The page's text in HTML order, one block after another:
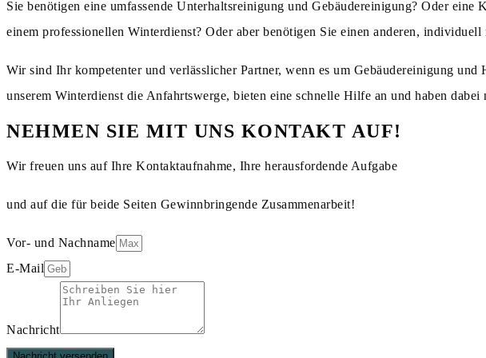
Sie benötigen eine umfassende Unterhaltsreinigung und Gebäudereinigung? Oder
einem professionellen Winterdienst? Oder aber benötigen Sie einen anderen,
Wir sind Ihr kompetenter und verlässlicher Partner, wenn es um Gebäudereinigung
unserem Winterdienst die Anfahrtswerge, bieten eine schnelle Hilfe an und haben
NEHMEN SIE MIT UNS KONTAKT AUF!
Wir freuen uns auf Ihre Kontaktaufnahme, Ihre herausfordende Aufgabe
und auf die für beide Seiten Gewinnbringende Zusammenarbeit!
Vor- und Nachname
E-Mail
Nachricht